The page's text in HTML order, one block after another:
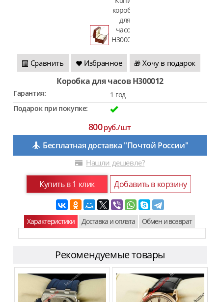
Сравнить Избранное 🎁 Хочу в подарок
коробка для часов H300012
Гарантия:
1 год
Подарок при покупке:
800руб./шт
Бесплатная доставка "Почтой России"
Нашли дешевле?
Купить в 1 клик Добавить в корзину
Характеристики Доставка и оплата Обмен и возврат
Рекомендуемые товары